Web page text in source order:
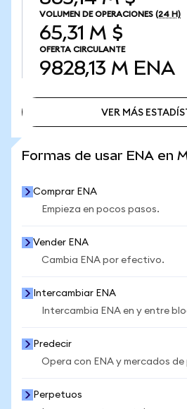
VOLUMEN DE OPERACIONES (24 H)
65,31 M $
OFERTA CIRCULANTE
9828,13 M ENA
VER MÁS
Formas de usar ENA en
Comprar ENA
Empieza en pocos pasos.
Vender ENA
Cambia ENA por efectivo.
Intercambiar ENA
Intercambia ENA en y entre
Predecir
Opera con ENA y mercados
Perpetuos